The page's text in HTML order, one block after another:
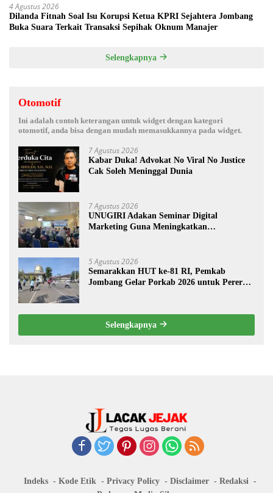
4 Agustus 2026
Dilanda Fitnah Soal Isu Korupsi Ketua KPRI Sejahtera Jombang
Buka Suara Terkait Transaksi Sepihak Oknum Manajer
Selengkapnya
Otomotif
Ini adalah contoh keterangan untuk widget dengan kategori
otomotif, anda bisa dengan mudah memasukkannya pada widget.
7 Agustus 2026
Kabar Duka! Advokat No Viral No Justice
Cak Soleh Meninggal Dunia
7 Agustus 2026
UNUGIRI Adakan Seminar Digital
Marketing Guna Meningkatkan
5 Agustus 2026
Semarakkan HUT ke-81 RI, Pemkab
Jombang Gelar Porkab 2026 untuk Pererat
Selengkapnya
Indeks Kode Etik Privacy Policy Disclaimer
Redaksi